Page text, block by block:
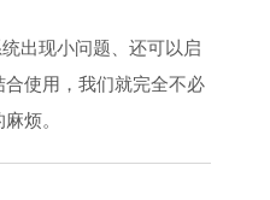
出现小问题、还可以启
使用，我们就完全不必
烦。